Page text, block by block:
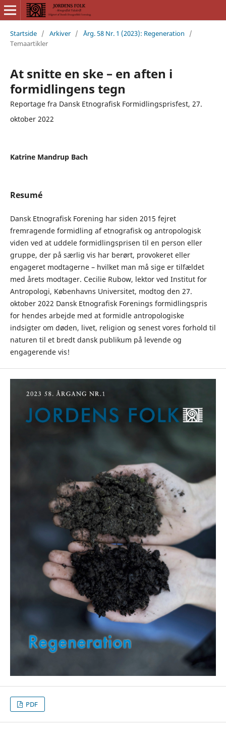
Startside / Arkiver / Årg. 58 Nr. 1 (2023): Regeneration
/
Temaartikler
At snitte en ske – en aften i
formidlingens tegn
Reportage fra Dansk Etnografisk Formidlingsprisfest, 27.
oktober 2022
Katrine Mandrup Bach
Resumé
Dansk Etnografisk Forening har siden 2015 fejret
fremragende formidling af etnografisk og antropologisk
viden ved at uddele formidlingsprisen til en person eller
gruppe, der på særlig vis har berørt, provokeret eller
engageret modtagerne – hvilket man må sige er tilfældet
med årets modtager. Cecilie Rubow, lektor ved Institut for
Antropologi, Københavns Universitet, modtog den 27.
oktober 2022 Dansk Etnografisk Forenings formidlingspris
for hendes arbejde med at formidle antropologiske
indsigter om døden, livet, religion og senest vores forhold til
naturen til et bredt dansk publikum på levende og
engagerende vis!
PDF